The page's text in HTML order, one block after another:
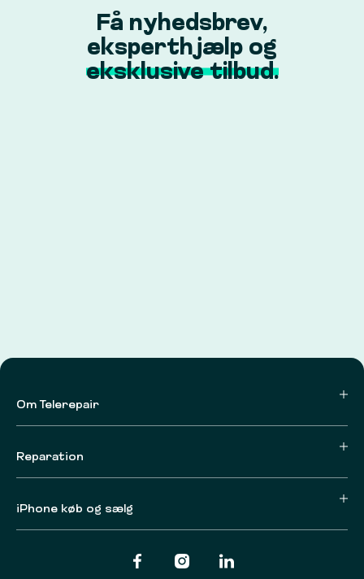
Få nyhedsbrev,
eksperthjælp og
eksklusive tilbud.
Om Telerepair
Reparation
iPhone køb og sælg